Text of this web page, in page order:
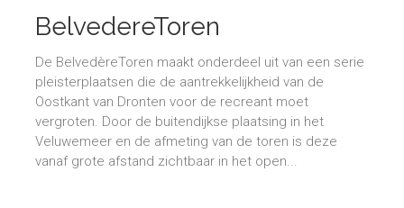
BelvedereToren
De BelvedèreToren maakt onderdeel uit van een serie
pleisterplaatsen die de aantrekkelijkheid van de
Oostkant van Dronten voor de recreant moet
vergroten. Door de buitendijkse plaatsing in het
Veluwemeer en de afmeting van de toren is deze
vanaf grote afstand zichtbaar in het open...